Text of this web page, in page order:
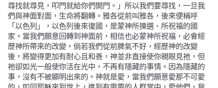
尋找就尋見，叩門就給你們開門。」 所以我們要尋找，一旦我
們與神面對面，生命將翻轉。雅各從前叫雅各，後來便稱呼
「以色列」，以色列後來復國，是蒙神所揀選、所祝福的國
家。當我們願意回轉到神面前，相信也必蒙神所祝福，必會經
歷神所帶來的改變，倘若我們從前脾氣不好，經歷神的改變
後，將變得更加有耐心且和善，神並非直接使你親眼見祂，但
祂卻如光一般使你活在光中，不再有隱藏的事情。因為隱藏的
事，沒有不被顯明出來的。神就是愛，當我們願意愛那不可愛